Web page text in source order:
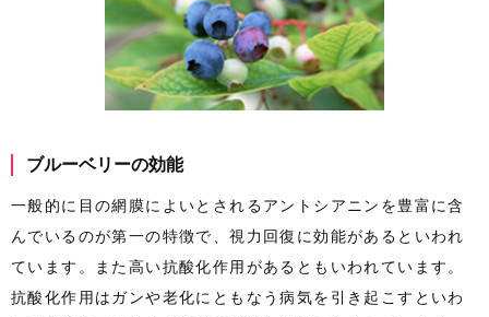
ブルーベリーの効能
一般的に目の網膜によいとされるアントシアニンを豊富に含
んでいるのが第一の特徴で、視力回復に効能があるといわれ
ています。また高い抗酸化作用があるともいわれています。
抗酸化作用はガンや老化にともなう病気を引き起こすといわ